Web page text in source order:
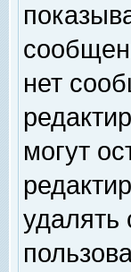
нет
могут
удалять